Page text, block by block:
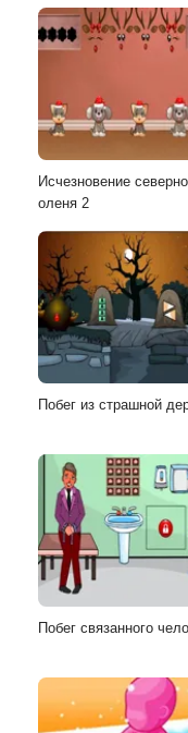
Исчезновение
оленя 2
Побег из страшной
Побег связанного